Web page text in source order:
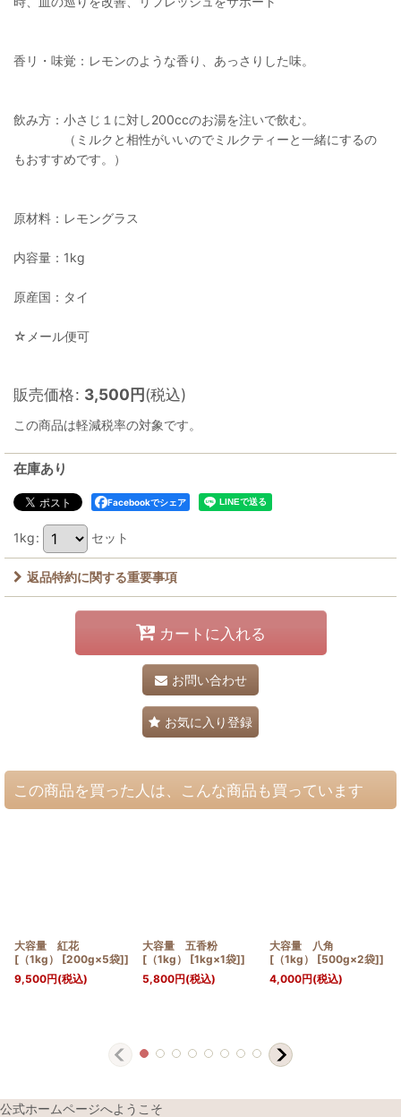
香リ・味覚：レモンのような香り、あっさりした味。
飲み方：小さじ１に対し200ccのお湯を注いで飲む。
（ミルクと相性がいいのでミルクティーと一緒にするの
もおすすめです。）
原材料：レモングラス
内容量：1kg
原産国：タイ
☆メール便可
販売価格: 3,500円(税込)
この商品は軽減税率の対象です。
在庫あり
Facebookでシェア
1kg: セット
返品特約に関する重要事項
カートに入れる
お問い合わせ
お気に入り登録
この商品を買った人は、こんな商品も買っています
大容量 紅花
[（1kg） [200g×5袋]]
9,500円(税込)
大容量 五香粉
[（1kg） [1kg×1袋]]
5,800円(税込)
大容量 八角
[（1kg） [500g×2袋]]
4,000円(税込)
公式ホームページへようこそ